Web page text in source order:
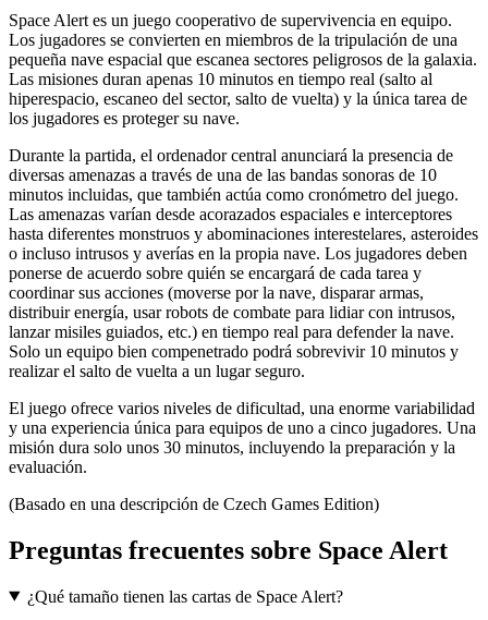
Space Alert es un juego cooperativo de supervivencia en equipo.
Los jugadores se convierten en miembros de la tripulación de una
pequeña nave espacial que escanea sectores peligrosos de la galaxia.
Las misiones duran apenas 10 minutos en tiempo real (salto al
hiperespacio, escaneo del sector, salto de vuelta) y la única tarea de
los jugadores es proteger su nave.
Durante la partida, el ordenador central anunciará la presencia de
diversas amenazas a través de una de las bandas sonoras de 10
minutos incluidas, que también actúa como cronómetro del juego.
Las amenazas varían desde acorazados espaciales e interceptores
hasta diferentes monstruos y abominaciones interestelares, asteroides
o incluso intrusos y averías en la propia nave. Los jugadores deben
ponerse de acuerdo sobre quién se encargará de cada tarea y
coordinar sus acciones (moverse por la nave, disparar armas,
distribuir energía, usar robots de combate para lidiar con intrusos,
lanzar misiles guiados, etc.) en tiempo real para defender la nave.
Solo un equipo bien compenetrado podrá sobrevivir 10 minutos y
realizar el salto de vuelta a un lugar seguro.
El juego ofrece varios niveles de dificultad, una enorme variabilidad
y una experiencia única para equipos de uno a cinco jugadores. Una
misión dura solo unos 30 minutos, incluyendo la preparación y la
evaluación.
(Basado en una descripción de Czech Games Edition)
Preguntas frecuentes sobre Space Alert
¿Qué tamaño tienen las cartas de Space Alert?